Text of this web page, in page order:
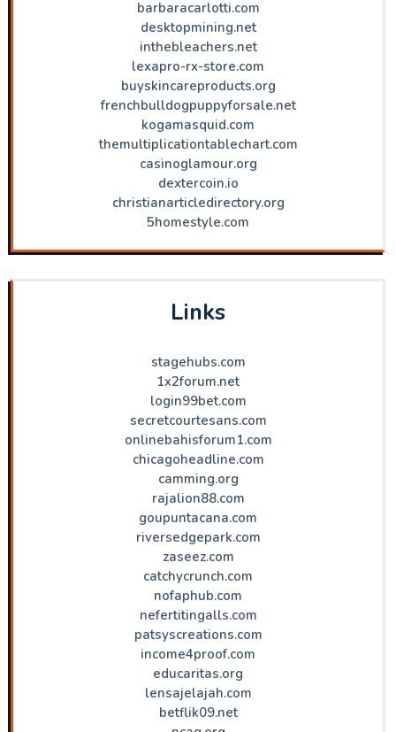
barbaracarlotti.com
desktopmining.net
inthebleachers.net
lexapro-rx-store.com
buyskincareproducts.org
frenchbulldogpuppyforsale.net
kogamasquid.com
themultiplicationtablechart.com
casinoglamour.org
dextercoin.io
christianarticledirectory.org
5homestyle.com
Links
stagehubs.com
1x2forum.net
login99bet.com
secretcourtesans.com
onlinebahisforum1.com
chicagoheadline.com
camming.org
rajalion88.com
goupuntacana.com
riversedgepark.com
zaseez.com
catchycrunch.com
nofaphub.com
nefertitingalls.com
patsyscreations.com
income4proof.com
educaritas.org
lensajelajah.com
betflik09.net